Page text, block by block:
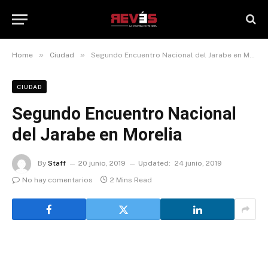
Home » Ciudad » Segundo Encuentro Nacional del Jarabe en Morelia
CIUDAD
Segundo Encuentro Nacional
del Jarabe en Morelia
By Staff 20 junio, 2019 Updated: 24 junio, 2019
No hay comentarios
2 Mins Read